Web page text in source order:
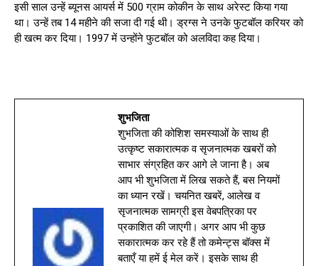
इसी साल उन्हें ब्यूनस आयर्स में 500 ग्राम कोकीन के साथ अरेस्ट किया गया
था। उन्हें तब 14 महीने की सजा दी गई थी। ड्रग्स ने उनके फुटबॉल करियर को
ही खत्म कर दिया। 1997 में उन्होंने फुटबॉल को अलविदा कह दिया।
शुभजिता
शुभजिता की कोशिश समस्याओं के साथ ही
उत्कृष्ट सकारात्मक व सृजनात्मक खबरों को
साभार संग्रहित कर आगे ले जाना है। अब
आप भी शुभजिता में लिख सकते हैं, बस नियमों
का ध्यान रखें। चयनित खबरें, आलेख व
सृजनात्मक सामग्री इस वेबपत्रिका पर
प्रकाशित की जाएगी। अगर आप भी कुछ
सकारात्मक कर रहे हैं तो कमेन्ट्स बॉक्स में
बताएँ या हमें ई मेल करें। इसके साथ ही